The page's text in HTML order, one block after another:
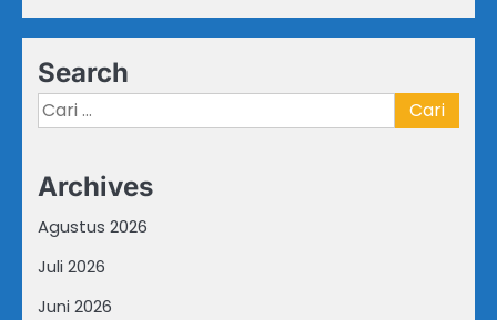
Search
Cari
untuk:
Archives
Agustus 2026
Juli 2026
Juni 2026